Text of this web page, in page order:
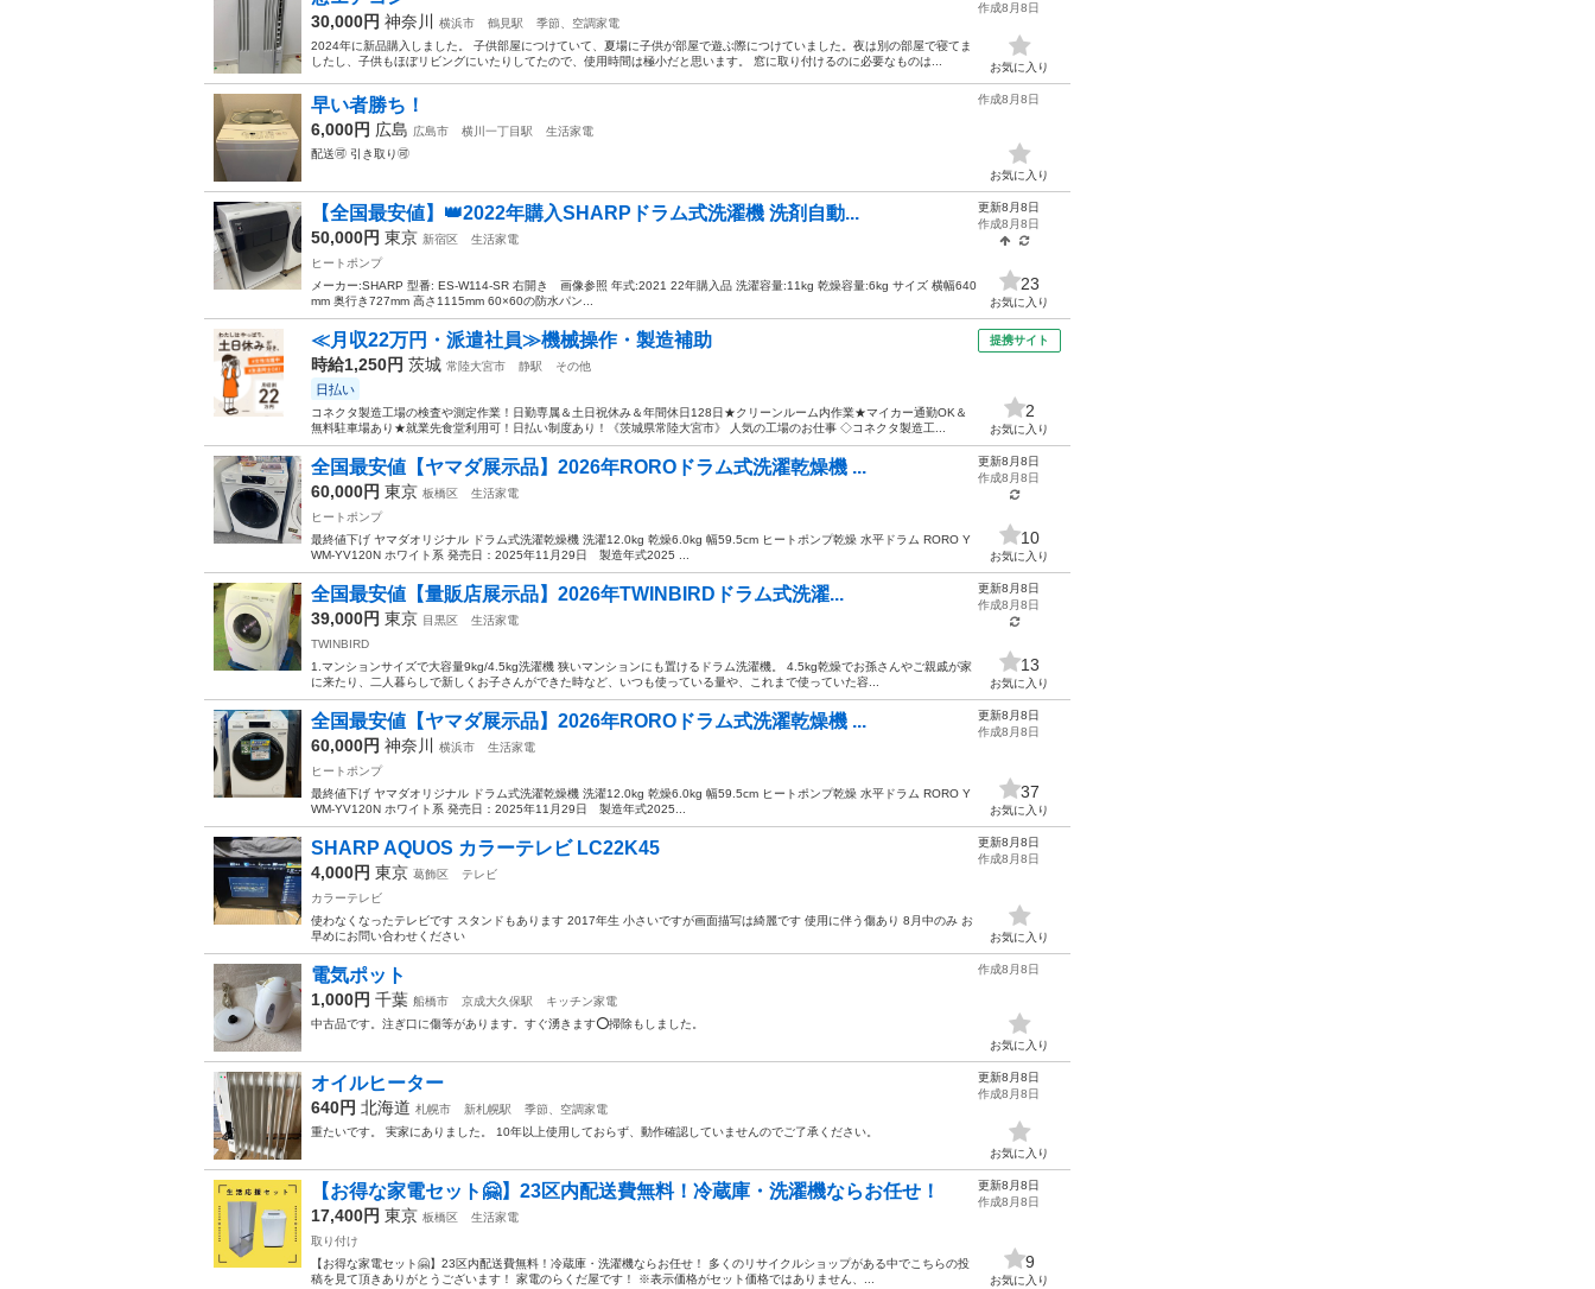
30,000円 神奈川 横浜市 鶴見駅
季節、空調家電
2024年に新品購入しました。 子供部屋につけていて、夏場に子供が部屋で遊ぶ際につけていました。夜は別の部屋で寝てま
したし、子供もほぼリビングにいたりしてたので、使用時間は極小だと思います。 窓に取り付けるのに必要なものは...
作成8月8日
お気に入り
早い者勝ち！
6,000円 広島 広島市 横川一丁目駅
生活家電
配送🉑 引き取り🉑
作成8月8日
お気に入り
【全国最安値】👑2022年購入SHARPドラム式洗濯機 洗剤自動...
50,000円 東京 新宿区
生活家電
ヒートポンプ
メーカー:SHARP 型番: ES-W114-SR 右開き 画像参照 年式:2021 22年購入品 洗濯容量:11kg 乾燥容量:6kg サイズ 横幅640
mm 奥行き727mm 高さ1115mm 60×60の防水パン...
更新8月8日
作成8月8日
23
お気に入り
≪月収22万円・派遣社員≫機械操作・製造補助
時給1,250円 茨城 常陸大宮市 静駅 その他
日払い
コネクタ製造工場の検査や測定作業！日勤専属＆土日祝休み＆年間休日128日★クリーンルーム内作業★マイカー通勤OK＆
無料駐車場あり★就業先食堂利用可！日払い制度あり！《茨城県常陸大宮市》 人気の工場のお仕事 ◇コネクタ製造工...
提携サイト
2
お気に入り
全国最安値【ヤマダ展示品】2026年ROROドラム式洗濯乾燥機 ...
60,000円 東京 板橋区
生活家電
ヒートポンプ
最終値下げ ヤマダオリジナル ドラム式洗濯乾燥機 洗濯12.0kg 乾燥6.0kg 幅59.5cm ヒートポンプ乾燥 水平ドラム RORO Y
WM-YV120N ホワイト系 発売日：2025年11月29日 製造年式2025 ...
更新8月8日
作成8月8日
10
お気に入り
全国最安値【量販店展示品】2026年TWINBIRDドラム式洗濯...
39,000円 東京 目黒区
生活家電
TWINBIRD
1.マンションサイズで大容量9kg/4.5kg洗濯機 狭いマンションにも置けるドラム洗濯機。 4.5kg乾燥でお孫さんやご親戚が家
に来たり、二人暮らしで新しくお子さんができた時など、いつも使っている量や、これまで使っていた容...
更新8月8日
作成8月8日
13
お気に入り
全国最安値【ヤマダ展示品】2026年ROROドラム式洗濯乾燥機 ...
60,000円 神奈川 横浜市
生活家電
ヒートポンプ
最終値下げ ヤマダオリジナル ドラム式洗濯乾燥機 洗濯12.0kg 乾燥6.0kg 幅59.5cm ヒートポンプ乾燥 水平ドラム RORO Y
WM-YV120N ホワイト系 発売日：2025年11月29日 製造年式2025...
更新8月8日
作成8月8日
37
お気に入り
SHARP AQUOS カラーテレビ LC22K45
4,000円 東京 葛飾区
テレビ
カラーテレビ
使わなくなったテレビです スタンドもあります 2017年生 小さいですが画面描写は綺麗です 使用に伴う傷あり 8月中のみ お
早めにお問い合わせください
更新8月8日
作成8月8日
お気に入り
電気ポット
1,000円 千葉 船橋市 京成大久保駅
キッチン家電
中古品です。注ぎ口に傷等があります。すぐ湧きます⭕️掃除もしました。
作成8月8日
お気に入り
オイルヒーター
640円 北海道 札幌市 新札幌駅
季節、空調家電
重たいです。 実家にありました。 10年以上使用しておらず、動作確認していませんのでご了承ください。
更新8月8日
作成8月8日
お気に入り
【お得な家電セット🤗】23区内配送費無料！冷蔵庫・洗濯機ならお任せ！
17,400円 東京 板橋区
生活家電
取り付け
【お得な家電セット🤗】23区内配送費無料！冷蔵庫・洗濯機ならお任せ！ 多くのリサイクルショップがある中でこちらの投
稿を見て頂きありがとうございます！ 家電のらくだ屋です！ ※表示価格がセット価格ではありません、...
更新8月8日
作成8月8日
9
お気に入り